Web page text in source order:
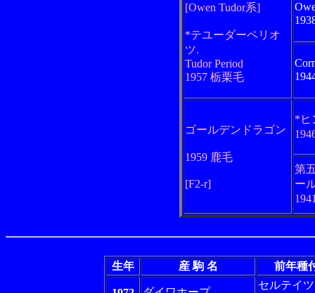
[Owen Tudor系]
*テユーダーペリオ
ツ.
Tudor Period
1957 栃栗毛
ゴールデンドラゴン
1959 鹿毛
[F2-r]
*ヒ
第
ー
生年 産 駒 名 前年種
セルテイ